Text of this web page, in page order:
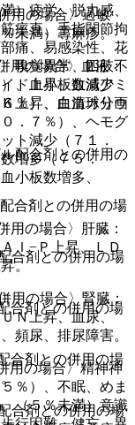
）疲労、脱力感、
痙直、手指関節拘
痛、易感染性、花
嗅覚異常、四肢不
ド上昇、血清アミ
上昇、血清カリウ
配合剤との併用の
合剤との併用の場
合剤との併用の場
合剤との併用の場
合剤との併用の場
合剤との併用の場
用の場合〉過敏
未満）蕁麻疹。
の場合〉血液：
、血小板数減少
％）、白血球分画
．７％）、ヘモグ
ト減少（７１．
増多（７５．
小板数増多、
の場合〉肝臓：
ｌ−Ｐ上昇、ＬＤ
。
の場合〉腎臓：
Ｎ上昇、血尿、
頻尿、排尿障害。
の場合〉精神神
％）、不眠、めま
（５％未満）意識